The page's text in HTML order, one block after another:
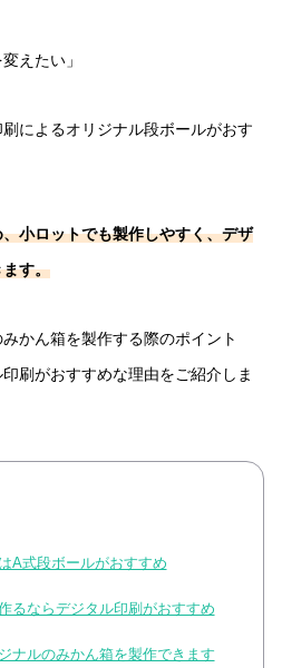
えたい」
によるオリジナル段ボールがおす
小ロットでも製作しやすく、デザ
す。
かん箱を製作する際のポイント
刷がおすすめな理由をご紹介しま
A式段ボールがおすすめ
るならデジタル印刷がおすすめ
ナルのみかん箱を製作できます